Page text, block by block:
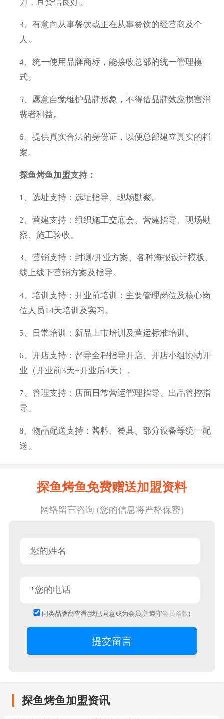
3、有意向从事餐饮或正在从事餐饮的经营商及个
人。
4、统一使用品牌商标，能接收总部的统一管理模
式。
5、愿意自觉维护品牌形象，不得借品牌效应损害消
费者利益。
6、提供真实合法的身份证，以便总部建立真实的档
案。
探鱼烤鱼加盟支持：
1、选址支持：选址指导、现场勘察。
2、营建支持：组织施工交底会、营建指导、现场勘
察、施工验收。
3、营销支持：封测/开业方案、各种海报设计模板、
线上线下营销方案及指导。
4、培训支持：开业前培训：主要管理岗位及核心岗
位人员14天培训及实习。
5、日常培训：新品上市培训及营运标准培训。
6、开店支持：督导全程指导开店、开店小组协助开
业（开业前3天+开业后4天）。
7、管理支持：店面日常营运管理指导、出品管控指
导。
8、物品配送支持：酱料、餐具、部分设备等统一配
送。
探鱼烤鱼免费赠送加盟资料
网络留言咨询 (您的信息将严格保密)
同类品牌商查看(我已同意成为会员,并遵守会员条款)
探鱼烤鱼加盟资讯